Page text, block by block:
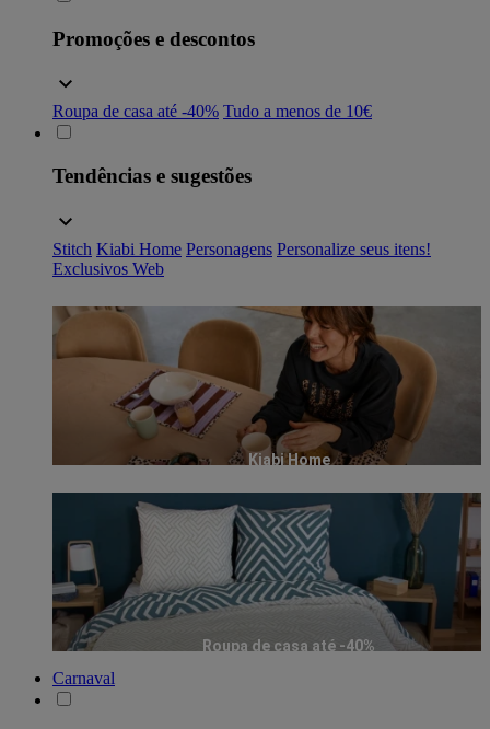
Promoções e descontos
Roupa de casa até -40% Tudo a menos de 10€
Tendências e sugestões
Stitch Kiabi Home Personagens Personalize seus itens!
Exclusivos Web
Kiabi Home
Roupa de casa até -40%
Carnaval